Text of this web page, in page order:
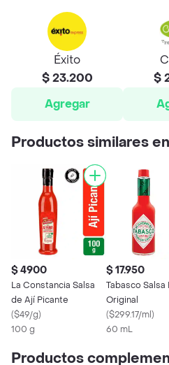
Éxito
$ 23.200
Agregar
$
Productos similares
$ 4900
La Constancia Salsa
de Ají Picante
($49/g)
100 g
$ 17.950
Tabasco Salsa
Original
($299.17/ml)
60 mL
Productos